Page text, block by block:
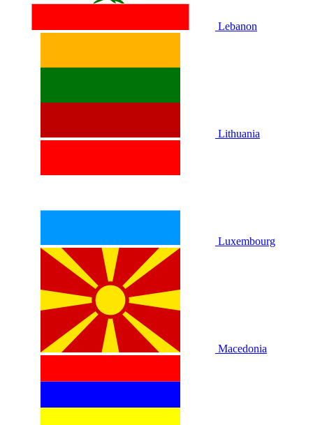
Lebanon
Lithuania
Luxembourg
Macedonia